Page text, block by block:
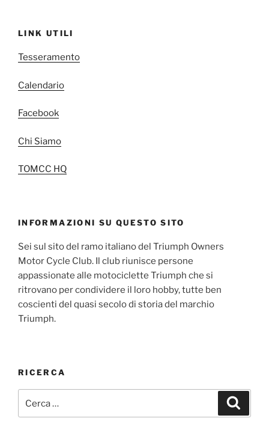
LINK UTILI
Tesseramento
Calendario
Facebook
Chi Siamo
TOMCC HQ
INFORMAZIONI SU QUESTO SITO
Sei sul sito del ramo italiano del Triumph Owners
Motor Cycle Club. Il club riunisce persone
appassionate alle motociclette Triumph che si
ritrovano per condividere il loro hobby, tutte ben
coscienti del quasi secolo di storia del marchio
Triumph.
RICERCA